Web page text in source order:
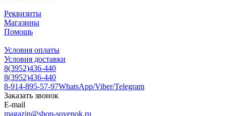
Реквизиты
Магазины
Помощь
Условия оплаты
Условия доставки
8(3952)436-440
8(3952)436-440
8-914-895-57-97WhatsApp/Viber/Telegram
Заказать звонок
E-mail
magazin@shop-sovenok.ru